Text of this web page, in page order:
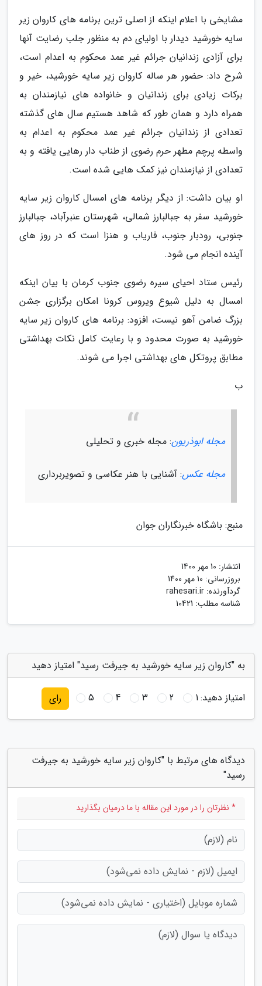
مشایخی با اعلام اینکه از اصلی ترین برنامه های کاروان زیر
سایه خورشید دیدار با اولیای دم به منظور جلب رضایت آنها
برای آزادی زندانیان جرائم غیر عمد محکوم به اعدام است،
شرح داد: حضور هر ساله کاروان زیر سایه خورشید، خیر و
برکات زیادی برای زندانیان و خانواده های نیازمندان به
همراه دارد و همان طور که شاهد هستیم سال های گذشته
تعدادی از زندانیان جرائم غیر عمد محکوم به اعدام به
واسطه پرچم مطهر حرم رضوی از طناب دار رهایی یافته و به
تعدادی از نیازمندان نیز کمک هایی شده است.
او بیان داشت: از دیگر برنامه های امسال کاروان زیر سایه
خورشید سفر به جبالبارز شمالی، شهرستان عنبرآباد، جبالبارز
جنوبی، رودبار جنوب، فاریاب و هنزا است که در روز های
آینده انجام می شود.
رئیس ستاد احیای سیره رضوی جنوب کرمان با بیان اینکه
امسال به دلیل شیوع ویروس کرونا امکان برگزاری جشن
بزرگ ضامن آهو نیست، افزود: برنامه های کاروان زیر سایه
خورشید به صورت محدود و با رعایت کامل نکات بهداشتی
مطابق پروتکل های بهداشتی اجرا می شوند.
ب
مجله ابوذریون: مجله خبری و تحلیلی
مجله عکس: آشنایی با هنر عکاسی و تصویربرداری
منبع: باشگاه خبرنگاران جوان
انتشار: 10 مهر 1400
بروزرسانی: 10 مهر 1400
گردآورنده: rahesari.ir
شناسه مطلب: 10421
به "کاروان زیر سایه خورشید به جیرفت رسید" امتیاز دهید
امتیاز دهید:1
2
3
4
5 رای
دیدگاه های مرتبط با "کاروان زیر سایه خورشید به جیرفت
رسید"
* نظرتان را در مورد این مقاله با ما درمیان بگذارید